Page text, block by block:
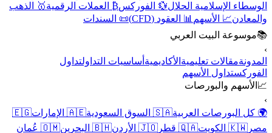
الوسطاء الإسلامية الحلال💱 الفوركس₿ العملات الرقمية🥇 الذهب
والمعادن📈 الأسهم 📊 العقود (CFD)
📜 السندات
📚موسوعة البيت العربي
›
المدونةمقالات تعليمية الأكاديمية أساسيات التداولتداول
الفوركستداول الأسهم
📈 الأسهم والبورصات
›
🌍 كل البورصات العربية🇸🇦 السوق السعودية 🇦🇪 الإمارات
🇪🇬
مصر 🇰🇼 الكويت 🇶🇦 قطر 🇯🇴 الأردن 🇧🇭 البحرين
🇴🇲 عُمان